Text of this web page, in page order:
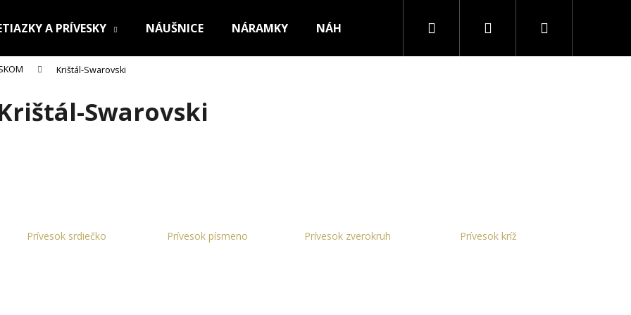
A PRÍVESKY NÁUŠNICE NÁRAMKY NÁHRDELNÍKY PRSTENE
Hľadať PrihlásenieNákupný
Krištál-Swarovski
Swarovski
Prívesok srdiečko Prívesok písmeno Prívesok zverokruh Prívesok kríž
Čo potrebujete nájsť?